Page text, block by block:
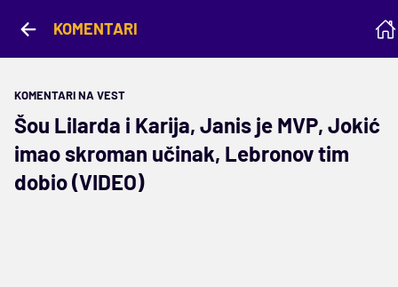
KOMENTARI
KOMENTARI NA VEST
Šou Lilarda i Karija, Janis je MVP, Jokić
imao skroman učinak, Lebronov tim
dobio (VIDEO)